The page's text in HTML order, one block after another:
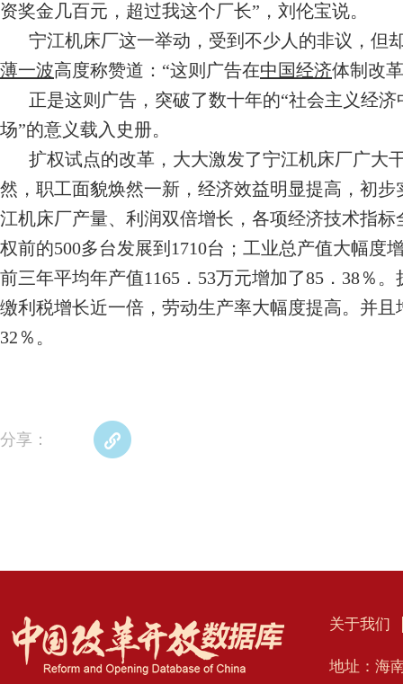
资奖金几百元，超过我这个厂长”，刘伦宝说。
宁江机床厂这一举动，受到不少人的非议，但
薄一波高度称赞道：“这则广告在中国经济体制改
正是这则广告，突破了数十年的“社会主义经
场”的意义载入史册。
扩权试点的改革，大大激发了宁江机床厂广大
然，职工面貌焕然一新，经济效益明显提高，初
江机床厂产量、利润双倍增长，各项经济技术指
权前的500多台发展到1710台；工业总产值大幅度
前三年平均年产值1165．53万元增加了85．38％
缴利税增长近一倍，劳动生产率大幅度提高。并
32％。
分享：
关于我们
地址：海